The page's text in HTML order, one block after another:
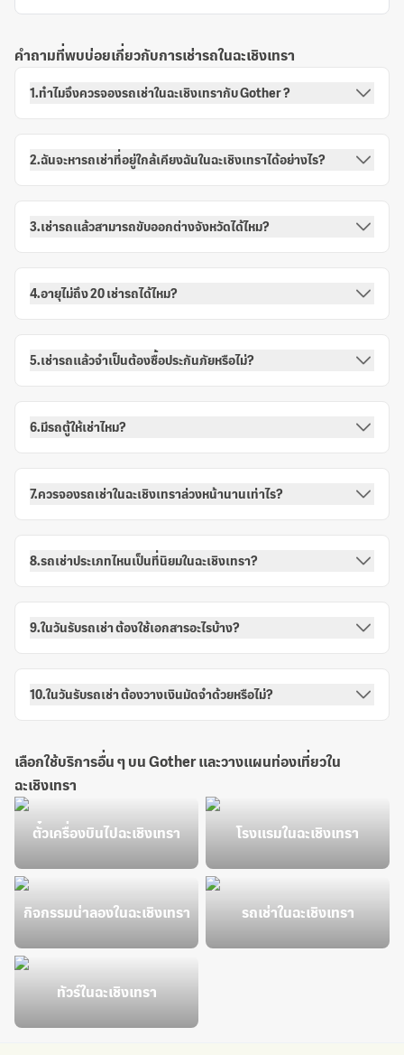
คำถามที่พบบ่อยเกี่ยวกับการเช่ารถในฉะเชิงเทรา
1.ทำไมจึงควรจองรถเช่าในฉะเชิงเทรากับ Gother ?
2.ฉันจะหารถเช่าที่อยู่ใกล้เคียงฉันในฉะเชิงเทราได้อย่างไร?
3.เช่ารถแล้วสามารถขับออกต่างจังหวัดได้ไหม?
4.อายุไม่ถึง 20 เช่ารถได้ไหม?
5.เช่ารถแล้วจำเป็นต้องซื้อประกันภัยหรือไม่?
6.มีรถตู้ให้เช่าไหม?
7.ควรจองรถเช่าในฉะเชิงเทราล่วงหน้านานเท่าไร?
8.รถเช่าประเภทไหนเป็นที่นิยมในฉะเชิงเทรา?
9.ในวันรับรถเช่า ต้องใช้เอกสารอะไรบ้าง?
10.ในวันรับรถเช่า ต้องวางเงินมัดจำด้วยหรือไม่?
เลือกใช้บริการอื่น ๆ บน Gother และวางแผนท่องเที่ยวใน
ฉะเชิงเทรา
ตั๋วเครื่องบินไปฉะเชิงเทรา โรงแรมในฉะเชิงเทรา
กิจกรรมน่าลองในฉะเชิงเทรา รถเช่าในฉะเชิงเทรา
ทัวร์ในฉะเชิงเทรา